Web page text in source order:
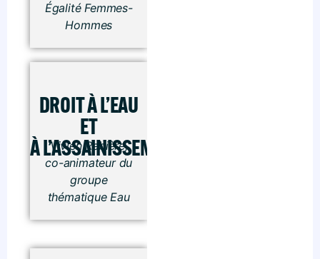
Égalité Femmes-
Hommes
DROIT À L’EAU
ET
À L’ASSAINISSEMENT
Vivien Rebière,
co-animateur du
groupe
thématique Eau